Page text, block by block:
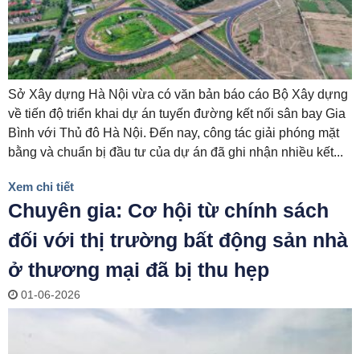
Sở Xây dựng Hà Nội vừa có văn bản báo cáo Bộ Xây dựng
về tiến độ triển khai dự án tuyến đường kết nối sân bay Gia
Bình với Thủ đô Hà Nội. Đến nay, công tác giải phóng mặt
bằng và chuẩn bị đầu tư của dự án đã ghi nhận nhiều kết...
Xem chi tiết
Chuyên gia: Cơ hội từ chính sách
đối với thị trường bất động sản nhà
ở thương mại đã bị thu hẹp
01-06-2026